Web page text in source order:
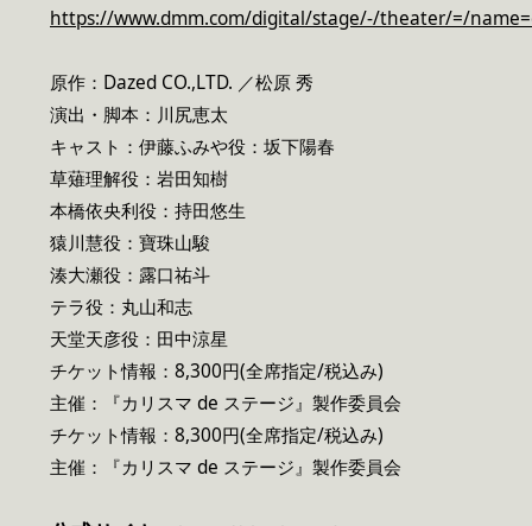
https://www.dmm.com/digital/stage/-/theater/=/
原作：Dazed CO.,LTD. ／松原 秀
演出・脚本：川尻恵太
キャスト：伊藤ふみや役：坂下陽春
草薙理解役：岩田知樹
本橋依央利役：持田悠生
猿川慧役：寶珠山駿
湊大瀬役：露口祐斗
テラ役：丸山和志
天堂天彦役：田中涼星
チケット情報：8,300円(全席指定/税込み)
主催：『カリスマ de ステージ』製作委員会
チケット情報：8,300円(全席指定/税込み)
主催：『カリスマ de ステージ』製作委員会